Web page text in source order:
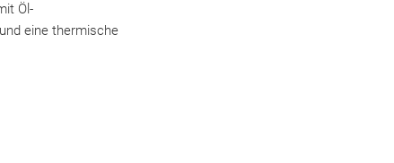
Öl-
eine thermische